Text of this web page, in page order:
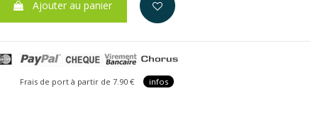
Ajouter au panier
Frais de port à partir de 7.90 € infos